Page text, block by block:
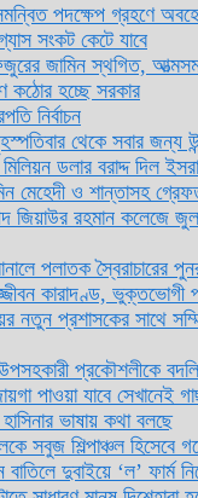
পদক্ষেপ গ্রহণে
সংকট কেটে যাবে
জামিন স্থগিত,
কঠোর হচ্ছে সরকার
নির্বাচন
থেকে সবার জন্য
ডলার বরাদ্দ দিল
মেহেদী ও শান্তাসহ
জিয়াউর রহমান কলেজে
পলাতক স্বৈরাচারের
কারাদণ্ড, ভুক্তভোগী
নতুন প্রশাসকের সাথে
প্রকৌশলীকে বদলি
পাওয়া যাবে সেখানেই
ভাষায় কথা বলছে
সবুজ শিল্পাঞ্চল হিসেবে
বাতিলে দুবাইয়ে ‌‘ল’ ফার্ম